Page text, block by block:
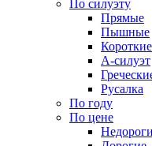
По силуэту
Прямые
Пышные
Короткие
А-силуэт
Русалка
По году
По цене